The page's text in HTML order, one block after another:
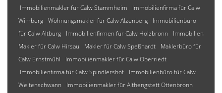
Immobilienmakler für Calw Stammheim
Immobilienfirma für Calw
Wimberg Wohnungsmakler für Calw Alzenberg
Immobilienbüro
für Calw Altburg
Immobilienfirmen für Calw Holzbronn
Immobilien
Makler für Calw Hirsau
Makler für Calw Speßhardt
Maklerbüro für
Calw Ernstmühl
Immobilienmakler für Calw Oberriedt
Immobilienfirma für Calw Spindlershof
Immobilienbüro für Calw
Weltenschwann
Immobilienmakler für Althengstett Ottenbronn